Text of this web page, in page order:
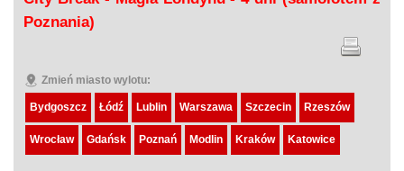
Poznania)
Zmień miasto wylotu:
Bydgoszcz Łódź Lublin Warszawa Szczecin Rzeszów
Wrocław Gdańsk Poznań Modlin Kraków Katowice